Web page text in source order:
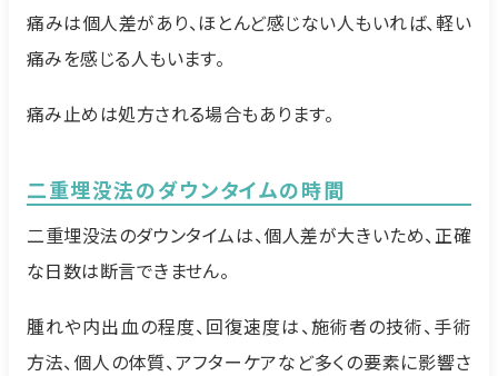
痛みは個人差があり、ほとんど感じない人もいれば、軽い
痛みを感じる人もいます。
痛み止めは処方される場合もあります。
二重埋没法のダウンタイムの時間
二重埋没法のダウンタイムは、個人差が大きいため、正確
な日数は断言できません。
腫れや内出血の程度、回復速度は、施術者の技術、手術
方法、個人の体質、アフターケアなど多くの要素に影響さ